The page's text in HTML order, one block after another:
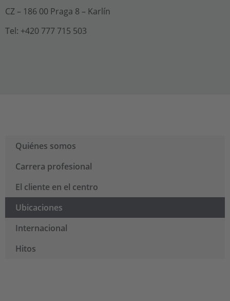
CZ – 186 00 Praga 8 – Karlín
Tel: +420 777 715 503
Quiénes somos
Carrera profesional
El cliente en el centro
Ubicaciones
Internacional
Hitos